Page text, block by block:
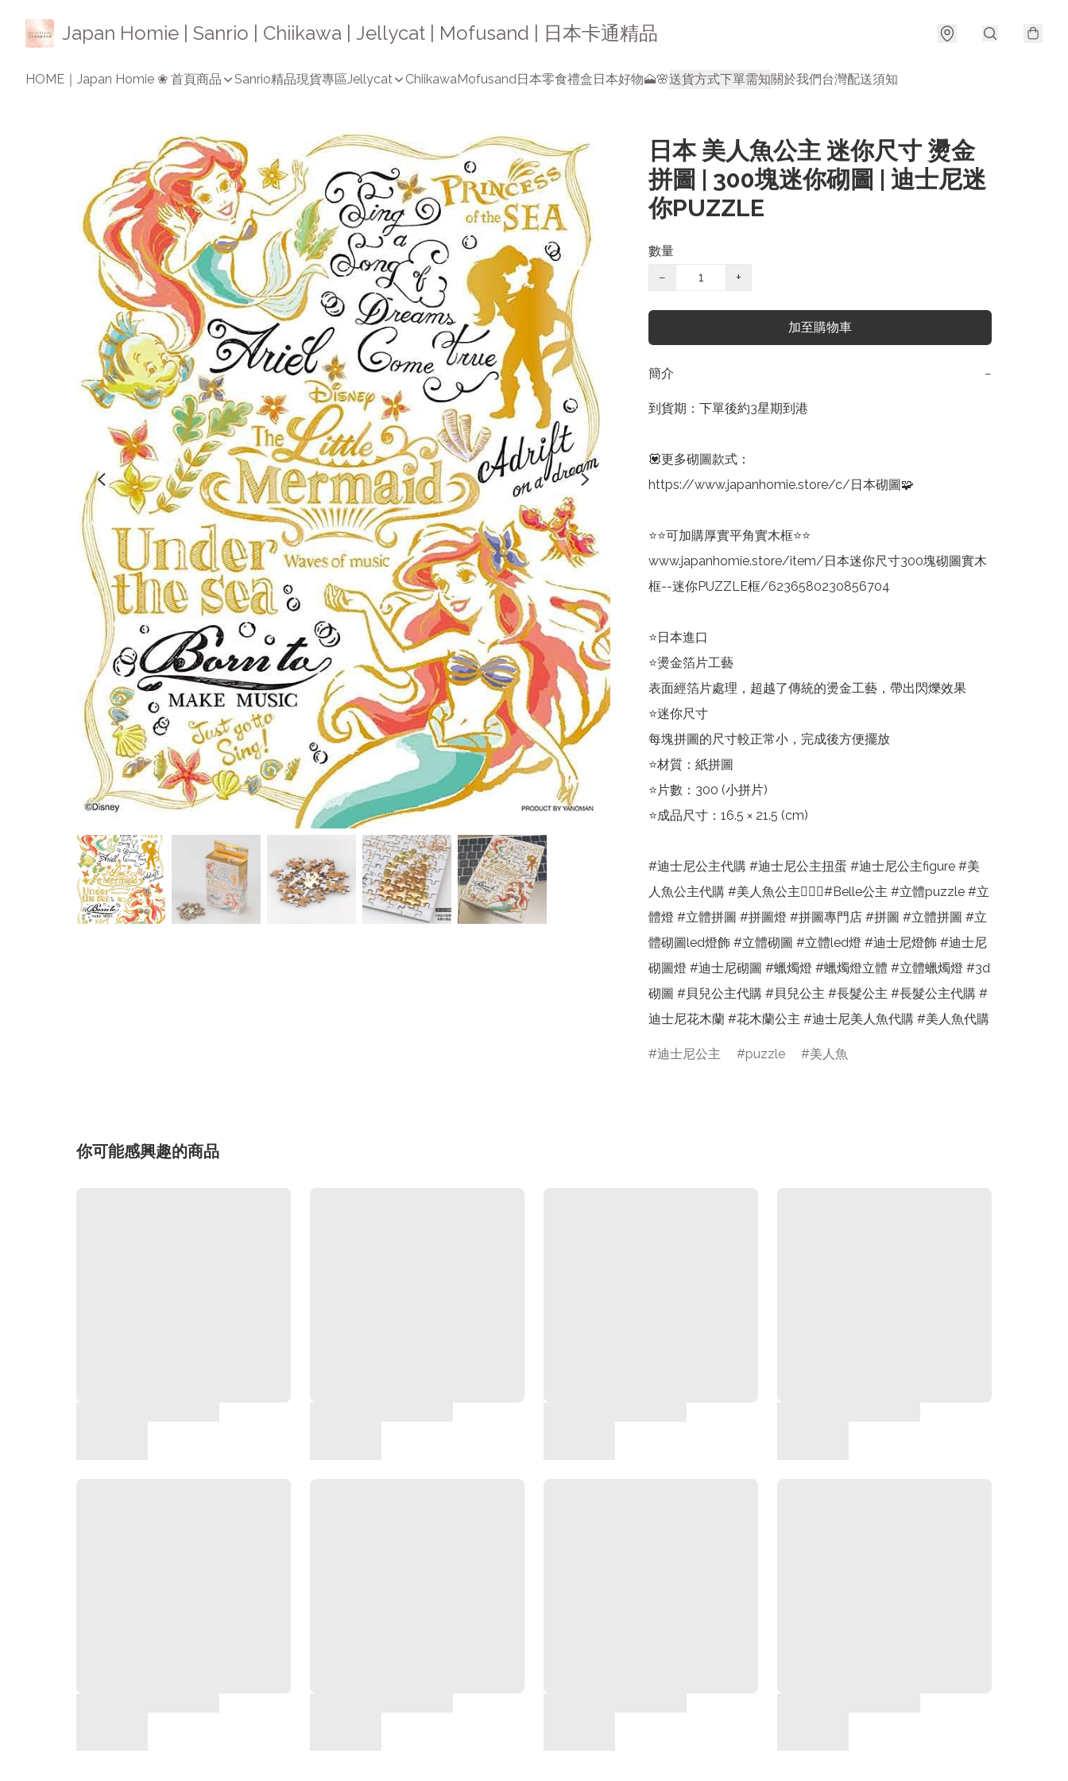
Japan Homie | Sanrio | Chiikawa | Jellycat | Mofusand | 日本卡通精品
HOME｜Japan Homie ❀ 首頁商品 Sanrio精品現貨專區Jellycat ChiikawaMofusand日本零食禮盒日本好物🗻🌸送貨方式下單需知關於我們台灣配送須知
日本 美人魚公主 迷你尺寸 燙金
拼圖 | 300塊迷你砌圖 | 迪士尼迷
你PUZZLE
數量
−
+
加至購物車
簡介 −
到貨期：下單後約3星期到港
💟更多砌圖款式：
https://www.japanhomie.store/c/日本砌圖🧩
⭐⭐可加購厚實平角實木框⭐⭐
www.japanhomie.store/item/日本迷你尺寸300塊砌圖實木
框--迷你PUZZLE框/6236580230856704
⭐日本進口
⭐燙金箔片工藝
表面經箔片處理，超越了傳統的燙金工藝，帶出閃爍效果
⭐迷你尺寸
每塊拼圖的尺寸較正常小，完成後方便擺放
⭐材質：紙拼圖
⭐片數：300 (小拼片)
⭐成品尺寸：16.5 × 21.5 (cm)
#迪士尼公主代購 #迪士尼公主扭蛋 #迪士尼公主figure #美
人魚公主代購 #美人魚公主🧜🏻‍♀️#Belle公主 #立體puzzle #立
體燈 #立體拼圖 #拼圖燈 #拼圖專門店 #拼圖 #立體拼圖 #立
體砌圖led燈飾 #立體砌圖 #立體led燈 #迪士尼燈飾 #迪士尼
砌圖燈 #迪士尼砌圖 #蠟燭燈 #蠟燭燈立體 #立體蠟燭燈 #3d
砌圖 #貝兒公主代購 #貝兒公主 #長髮公主 #長髮公主代購 #
迪士尼花木蘭 #花木蘭公主 #迪士尼美人魚代購 #美人魚代購
迪士尼公主 puzzle 美人魚
你可能感興趣的商品